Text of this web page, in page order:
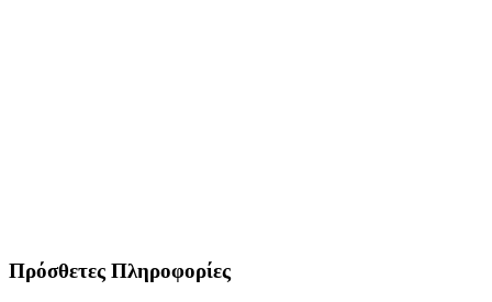
Πρόσθετες Πληροφορίες